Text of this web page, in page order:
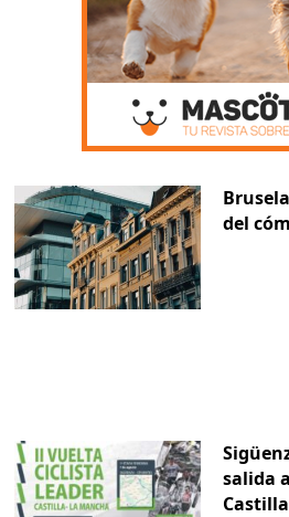
del
salida